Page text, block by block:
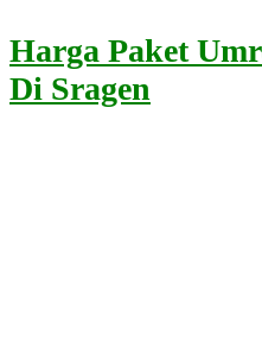
Harga Paket
Di Sragen